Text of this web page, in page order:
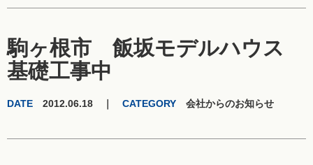
駒ヶ根市 飯坂モデルハウス
基礎工事中
DATE 2012.06.18 ｜ CATEGORY 会社からのお知らせ